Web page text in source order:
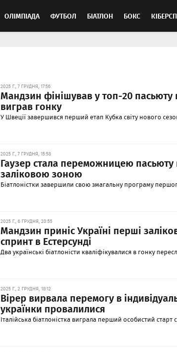
ОЛІМПІАДА ФУТБОЛ БІАТЛОН БОКС
2025 Г., 7 ГРУДНЯ, 17:56
Мандзин фінішував у топ-20 пасьюту
виграв гонку
У Швеції завершився перший етап Кубка світу нового
2025 Г., 7 ГРУДНЯ, 15:58
Гаузер стала переможницею пасьюту
заліковою зоною
Біатлоністки завершили свою змагальну програму
2025 Г., 6 ГРУДНЯ, 20:55
Мандзин приніс Україні перші
спринт в Естерсунді
Два українські біатлоністи кваліфікувалися в гонку
2025 Г., 2 ГРУДНЯ, 18:12
Вірер вирвала перемогу в
українки провалилися
Італійська біатлоністка виграла перший особистий старт